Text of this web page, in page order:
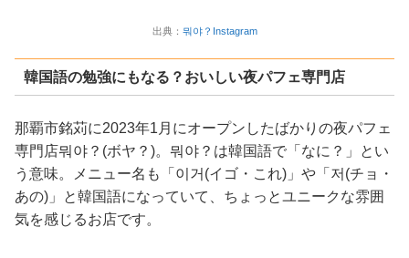
出典： 뭐야？Instagram
韓国語の勉強にもなる？おいしい夜パフェ専門店
那覇市銘苅に2023年1月にオープンしたばかりの夜パフェ
専門店뭐야？(ボヤ？)。뭐야？は韓国語で「なに？」とい
う意味。メニュー名も「이거(イゴ・これ)」や「저(チョ・
あの)」と韓国語になっていて、ちょっとユニークな雰囲
気を感じるお店です。